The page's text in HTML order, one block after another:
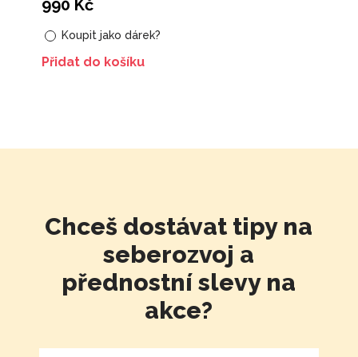
990 Kč
Koupit jako dárek?
Přidat do košíku
Chceš dostávat tipy na
seberozvoj a
přednostní slevy na
akce?